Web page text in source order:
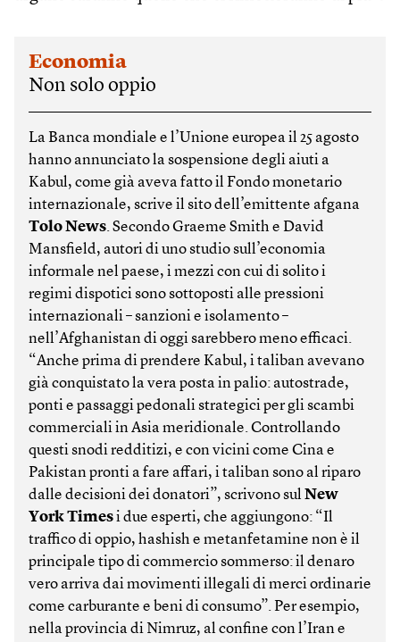
Economia
Non solo oppio
La Banca mondiale e l’Unione europea il 25 agosto
hanno annunciato la sospensione degli aiuti a
Kabul, come già aveva fatto il Fondo monetario
internazionale, scrive il sito dell’emittente afgana
Tolo News. Secondo Graeme Smith e David
Mansfield, autori di uno studio sull’economia
informale nel paese, i mezzi con cui di solito i
regimi dispotici sono sottoposti alle pressioni
internazionali – sanzioni e isolamento –
nell’Afghanistan di oggi sarebbero meno efficaci.
“Anche prima di prendere Kabul, i taliban avevano
già conquistato la vera posta in palio: autostrade,
ponti e passaggi pedonali strategici per gli scambi
commerciali in Asia meridionale. Controllando
questi snodi redditizi, e con vicini come Cina e
Pakistan pronti a fare affari, i taliban sono al riparo
dalle decisioni dei donatori”, scrivono sulNew
York Timesi due esperti, che aggiungono: “Il
traffico di oppio, hashish e metanfetamine non è il
principale tipo di commercio sommerso: il denaro
vero arriva dai movimenti illegali di merci ordinarie
come carburante e beni di consumo”. Per esempio,
nella provincia di Nimruz, al confine con l’Iran e